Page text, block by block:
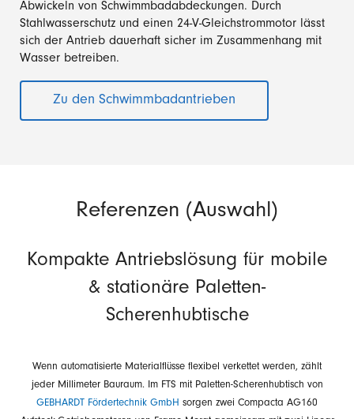
Abwickeln von Schwimmbadabdeckungen. Durch
Stahlwasserschutz und einen 24-V-Gleichstrommotor lässt
sich der Antrieb dauerhaft sicher im Zusammenhang mit
Wasser betreiben.
Zu den Schwimmbadantrieben
Referenzen (Auswahl)
Kompakte Antriebslösung für mobile
& stationäre Paletten-
Scherenhubtische
Wenn automatisierte Materialflüsse flexibel verkettet werden, zählt
jeder Millimeter Bauraum. Im FTS mit Paletten-Scherenhubtisch von
GEBHARDT Fördertechnik GmbH sorgen zwei Compacta AG160